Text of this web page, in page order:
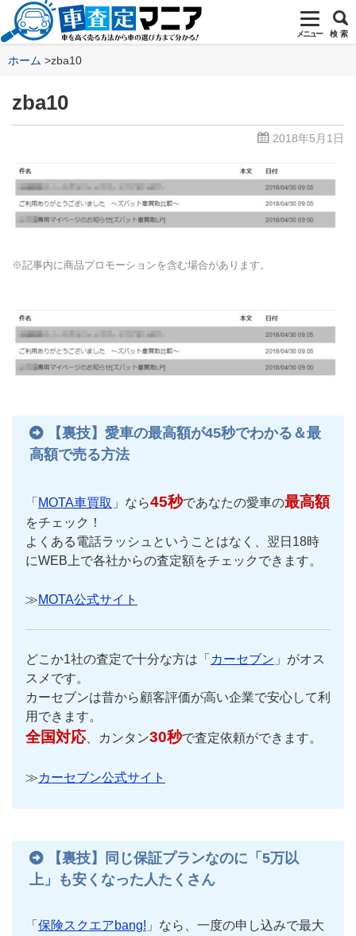
メニュー 検 索
ホーム zba10
zba10
2018年5月1日
※記事内に商品プロモーションを含む場合があります。
【裏技】愛車の最高額が45秒でわかる＆最
高額で売る方法
「 MOTA車買取 」なら45秒であなたの愛車の最高額
をチェック！
よくある電話ラッシュということはなく、翌日18時
にWEB上で各社からの査定額をチェックできます。
≫MOTA公式サイト
どこか1社の査定で十分な方は「 カーセブン 」がオス
スメです。
カーセブンは昔から顧客評価が高い企業で安心して利
用できます。
全国対応、カンタン30秒で査定依頼ができます。
≫カーセブン公式サイト
【裏技】同じ保証プランなのに「5万以
上」も安くなった人たくさん
「 保険スクエアbang! 」なら、一度の申し込みで最大